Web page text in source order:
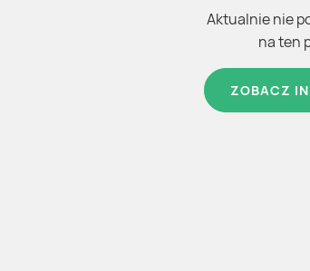
Aktualnie nie
na ten
ZOBACZ